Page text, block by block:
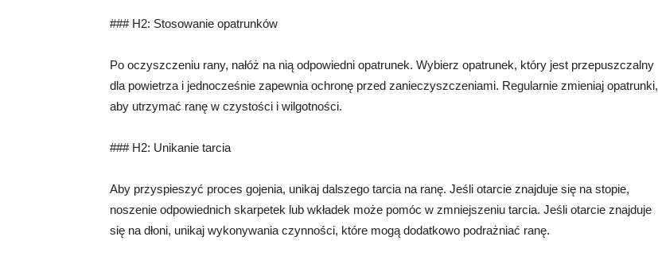
### H2: Stosowanie opatrunków
Po oczyszczeniu rany, nałóż na nią odpowiedni opatrunek. Wybierz opatrunek, który jest przepuszczalny
dla powietrza i jednocześnie zapewnia ochronę przed zanieczyszczeniami. Regularnie zmieniaj opatrunki,
aby utrzymać ranę w czystości i wilgotności.
### H2: Unikanie tarcia
Aby przyspieszyć proces gojenia, unikaj dalszego tarcia na ranę. Jeśli otarcie znajduje się na stopie,
noszenie odpowiednich skarpetek lub wkładek może pomóc w zmniejszeniu tarcia. Jeśli otarcie znajduje
się na dłoni, unikaj wykonywania czynności, które mogą dodatkowo podrażniać ranę.